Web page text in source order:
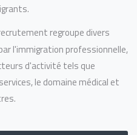
regroupe divers
l'immigration professionnelle,
d'activité tels que
le domaine médical et